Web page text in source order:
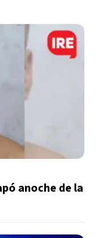
anoche de la